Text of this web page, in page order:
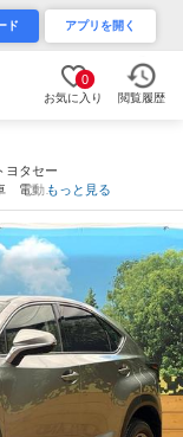
ド アプリを開く
0
お気に入り 閲覧履歴
タセー
電動リ
眼ＬＥ
）
もっと見る